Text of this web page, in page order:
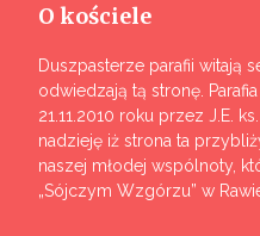
O kościele
Duszpasterze parafii witają
odwiedzają tą stronę.
21.11.2010 roku przez J.E.
nadzieję iż strona ta
naszej młodej wspólnoty,
„Sójczym Wzgórzu” w